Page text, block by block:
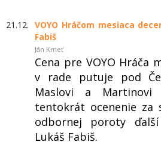
21.12. VOYO Hráčom mesiaca
Fabiš
Ján Kmeť
Cena pre VOYO Hráča
v rade putuje pod
Maslovi a Martinovi
tentokrát ocenenie za
odbornej poroty
Lukáš Fabiš.